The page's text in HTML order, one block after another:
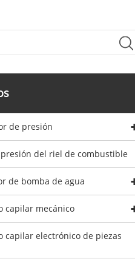
de presión
del riel de combustible
de bomba de agua
capilar mecánico
capilar electrónico de piezas